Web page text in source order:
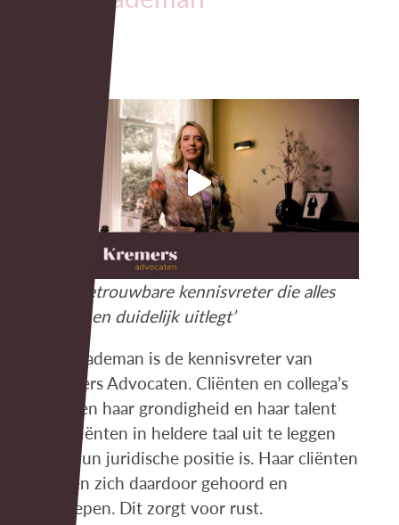
‘Een betrouwbare kennisvreter die alles
helder en duidelijk uitlegt’
Zoë Gademan is de kennisvreter van
Kremers Advocaten. Cliënten en collega’s
roemen haar grondigheid en haar talent
om cliënten in heldere taal uit te leggen
wat hun juridische positie is. Haar cliënten
voelen zich daardoor gehoord en
begrepen. Dit zorgt voor rust.